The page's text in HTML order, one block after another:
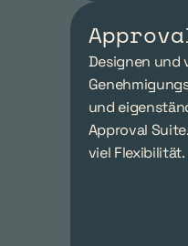
Designen und
und
Approval
viel Flexibilität.